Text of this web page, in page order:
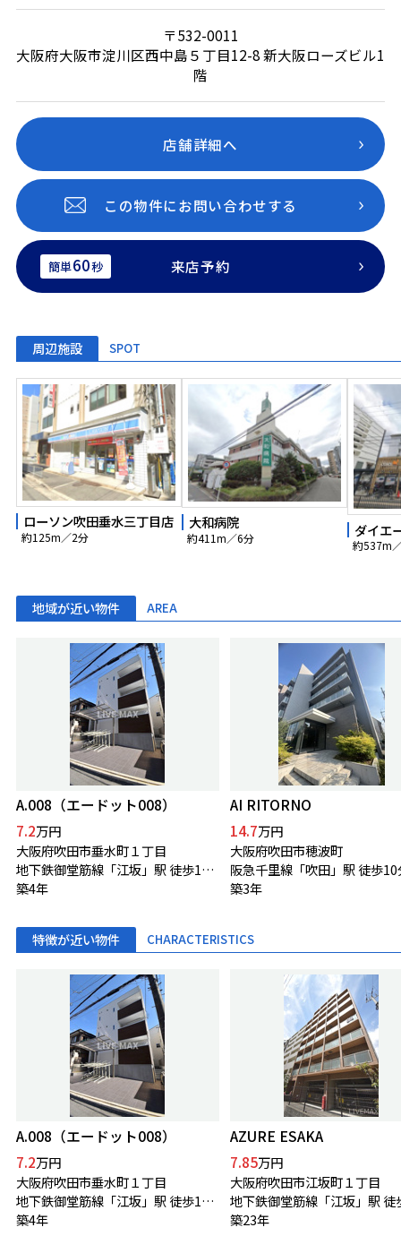
〒532-0011
大阪府大阪市淀川区西中島５丁目12-8 新大阪ローズビル1
階
店舗詳細へ
この物件にお問い合わせする
簡単60秒 来店予約
周辺施設 SPOT
ローソン吹田垂水三丁目店
約125m／2分
大和病院
約411m／6分 ダイエ
約537m
地域が近い物件 AREA
A.008（エードット008）
7.2万円
大阪府吹田市垂水町１丁目
地下鉄御堂筋線「江坂」駅 徒歩10分
築4年
AI RITORNO
14.7万円
大阪府吹田市穂波町
阪急千里線「吹田」駅 徒歩10
築3年
特徴が近い物件 CHARACTERISTICS
A.008（エードット008）
7.2万円
大阪府吹田市垂水町１丁目
地下鉄御堂筋線「江坂」駅 徒歩10分
築4年
AZURE ESAKA
7.85万円
大阪府吹田市江坂町１丁目
地下鉄御堂筋線「江坂」駅 徒
築23年